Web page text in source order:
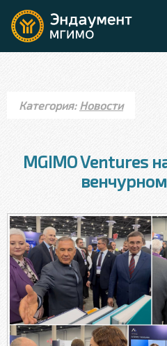
Категория: Новости
MGIMO Ventures